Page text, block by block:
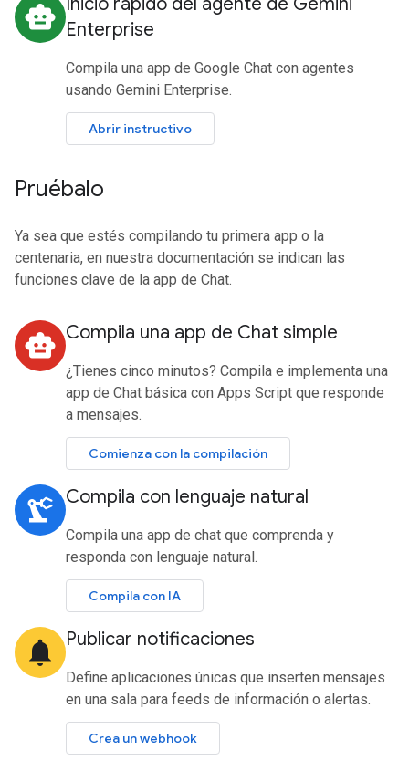
smart_toy Enterprise
Compila una app de Google Chat con agentes
usando Gemini Enterprise.
Abrir instructivo
Pruébalo
Ya sea que estés compilando tu primera app o la
centenaria, en nuestra documentación se indican las
funciones clave de la app de Chat.
smart_toy Compila una app de Chat simple
¿Tienes cinco minutos? Compila e implementa una
app de Chat básica con Apps Script que responde
a mensajes.
Comienza con la compilación
precision_manufacturing Compila con lenguaje natural
Compila una app de chat que comprenda y
responda con lenguaje natural.
Compila con IA
notifications Publicar notificaciones
Define aplicaciones únicas que inserten mensajes
en una sala para feeds de información o alertas.
Crea un webhook